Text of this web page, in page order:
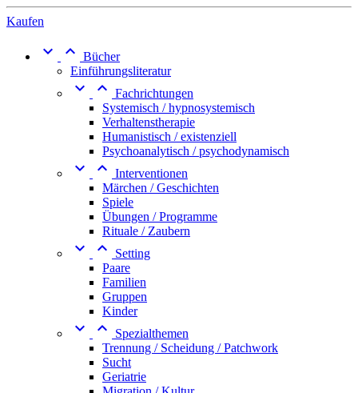
Kaufen
  Bücher
Einführungsliteratur
  Fachrichtungen
Systemisch / hypnosystemisch
Verhaltenstherapie
Humanistisch / existenziell
Psychoanalytisch / psychodynamisch
  Interventionen
Märchen / Geschichten
Spiele
Übungen / Programme
Rituale / Zaubern
 
Setting
Paare
Familien
Gruppen
Kinder
 
Spezialthemen
Trennung / Scheidung / Patchwork
Sucht
Geriatrie